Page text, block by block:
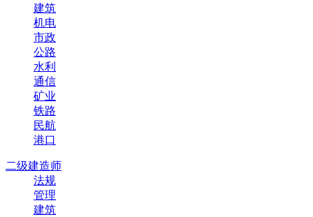
建筑
机电
市政
公路
水利
通信
矿业
铁路
民航
港口
二级建造师
法规
管理
建筑